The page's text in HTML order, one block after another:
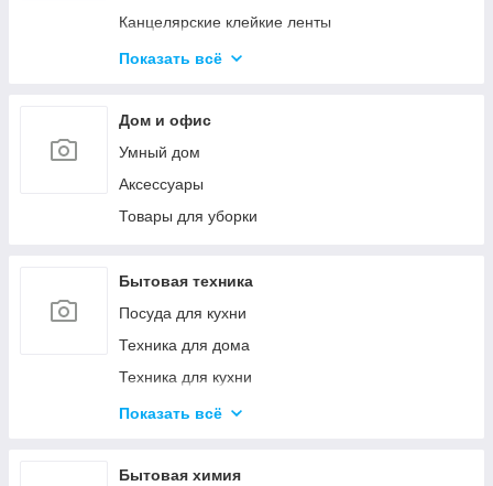
Канцелярские клейкие ленты
Канцелярские мелочи
Бумажная продукция
Папки для хранения и сортировки документов
Степлеры и Дыроколы
Канцелярские ножи и ножницы
Товары для творчества
Показать всё
Дом и офис
Умный дом
Аксессуары
Товары для уборки
Бытовая техника
Посуда для кухни
Техника для дома
Техника для кухни
Красота и здоровье
Кулеры для воды
Показать всё
Бытовая химия